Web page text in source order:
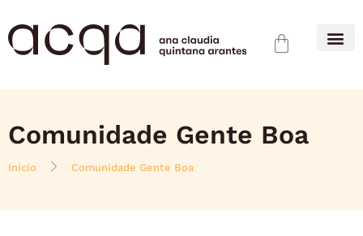
Comunidade Gente Boa
Início Comunidade Gente Boa